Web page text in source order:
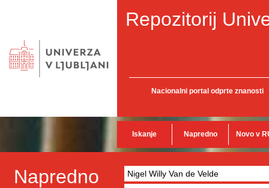
Repozitorij
Nacionalni portal odprte znanosti
Iskanje Napredno Novo v
Napredno